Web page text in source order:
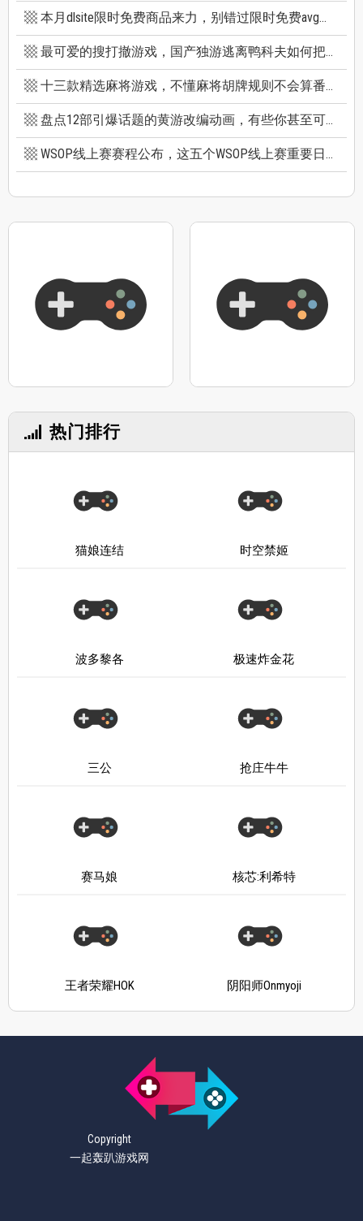
本月dlsite限时免费商品来力，别错过限时免费avg成人游戏和免费插画集
最可爱的搜打撤游戏，国产独游逃离鸭科夫如何把搜打撤玩出新高度
十三款精选麻将游戏，不懂麻将胡牌规则不会算番也能玩
盘点12部引爆话题的黄游改编动画，有些你甚至可能不知道它原作是黄游
WSOP线上赛赛程公布，这五个WSOP线上赛重要日期千万别错过
热门排行
猫娘连结 时空禁姬
波多黎各 极速炸金花
三公 抢庄牛牛
赛马娘 核芯:利希特
王者荣耀HOK 阴阳师Onmyoji
Copyright
一起轰趴游戏网